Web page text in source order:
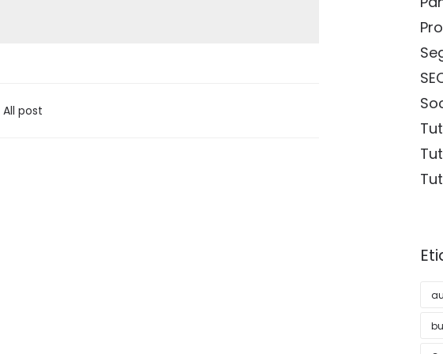
All post